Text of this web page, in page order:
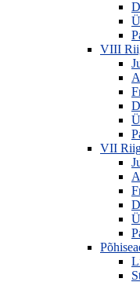
VIII
VII